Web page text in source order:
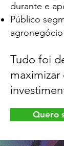
durante e
Público
agronegócio
Tudo foi
Quero